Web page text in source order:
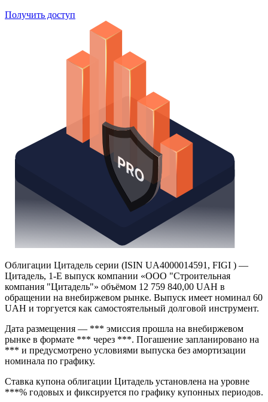
Получить доступ
Облигации Цитадель серии (ISIN UA4000014591, FIGI ) —
Цитадель, 1-E выпуск компании «ООО "Строительная
компания "Цитадель"» объёмом 12 759 840,00 UAH в
обращении на внебиржевом рынке. Выпуск имеет номинал 60
UAH и торгуется как самостоятельный долговой инструмент.
Дата размещения — *** эмиссия прошла на внебиржевом
рынке в формате *** через ***. Погашение запланировано на
*** и предусмотрено условиями выпуска без амортизации
номинала по графику.
Ставка купона облигации Цитадель установлена на уровне
***% годовых и фиксируется по графику купонных периодов.